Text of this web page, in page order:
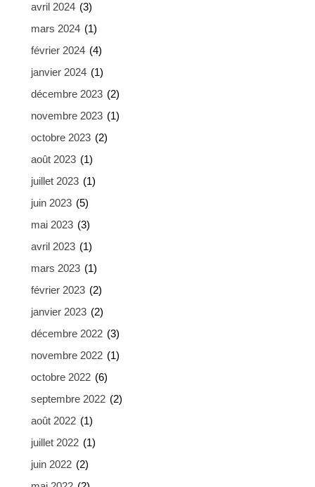
avril 2024 (3)
mars 2024 (1)
février 2024 (4)
janvier 2024 (1)
décembre 2023 (2)
novembre 2023 (1)
octobre 2023 (2)
août 2023 (1)
juillet 2023 (1)
juin 2023 (5)
mai 2023 (3)
avril 2023 (1)
mars 2023 (1)
février 2023 (2)
janvier 2023 (2)
décembre 2022 (3)
novembre 2022 (1)
octobre 2022 (6)
septembre 2022 (2)
août 2022 (1)
juillet 2022 (1)
juin 2022 (2)